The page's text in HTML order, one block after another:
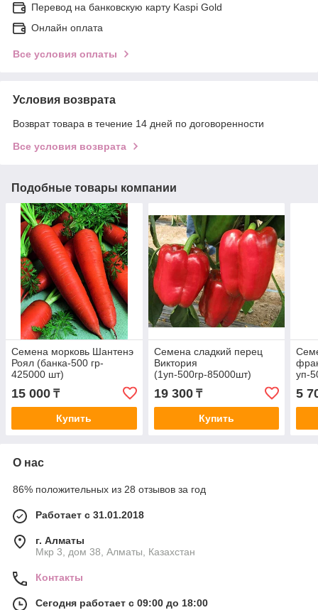
Перевод на банковскую карту Kaspi Gold
Онлайн оплата
Все условия оплаты
Условия возврата
Возврат товара в течение 14 дней по договоренности
Все условия возврата
Подобные товары компании
Семена морковь Шантенэ
Роял (банка-500 гр-
425000 шт)
15 000 ₸
Купить
Семена сладкий перец
Виктория
(1уп-500гр-85000шт)
19 300₸
Купить
уп-
5
О нас
86% положительных из 28 отзывов за год
Работает с 31.01.2018
г. Алматы
Мкр 3, дом 38, Алматы, Казахстан
Контакты
Сегодня работает с 09:00 до 18:00